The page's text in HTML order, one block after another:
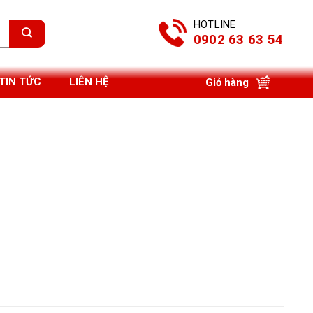
HOTLINE
0902 63 63 54
TỨC LIÊN HỆ Giỏ hàng